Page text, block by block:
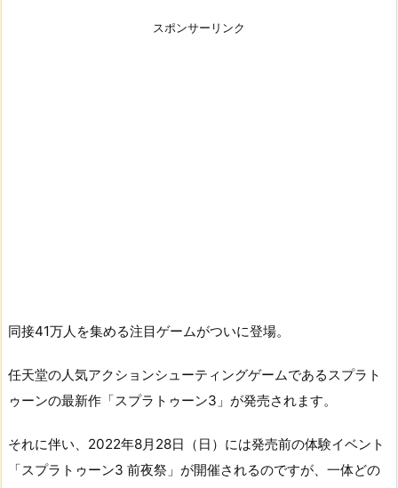
スポンサーリンク
同接41万人を集める注目ゲームがついに登場。
任天堂の人気アクションシューティングゲームであるスプラト
ゥーンの最新作「スプラトゥーン3」が発売されます。
それに伴い、2022年8月28日（日）には発売前の体験イベント
「スプラトゥーン3 前夜祭」が開催されるのですが、一体どの